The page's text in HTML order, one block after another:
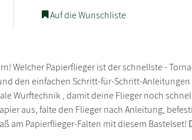
Auf die Wunschliste
Welcher Papierflieger ist der schnellste -
den einfachen Schritt-für-Schritt-
Wurftechnik , damit deine Flieger noch
aus, falte den Flieger nach Anleitung,
am Papierflieger-Falten mit diesem Bastelset!